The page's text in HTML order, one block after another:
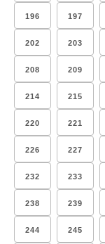
196 197
202 203
208 209
214 215
220 221
226 227
232 233
238 239
244 245